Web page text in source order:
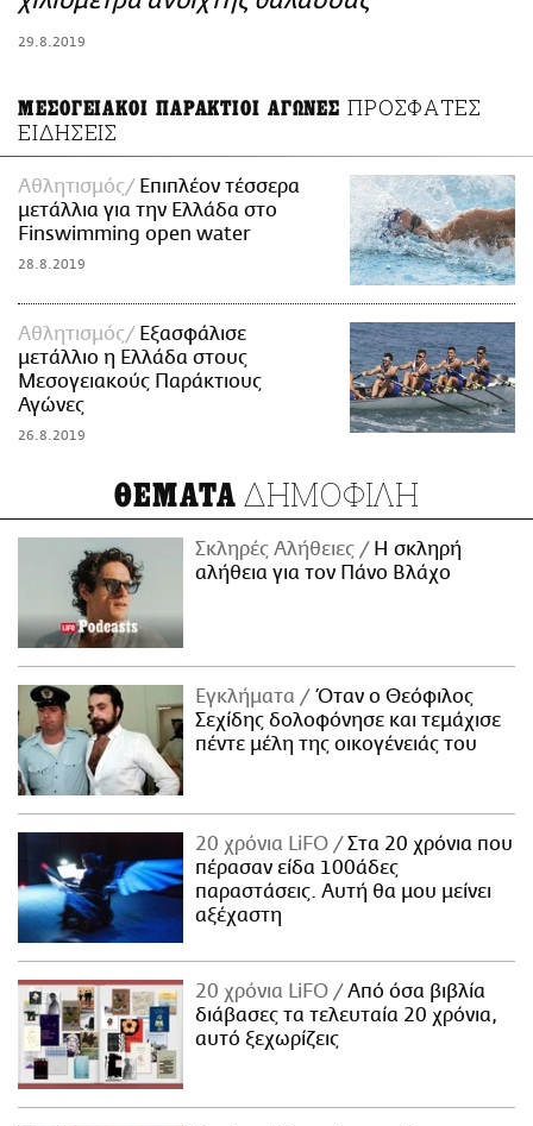
29.8.2019
ΜΕΣΟΓΕΙΑΚΟΙ ΠΑΡΑΚΤΙΟΙ ΑΓΩΝΕΣ ΠΡΟΣΦΑΤΕΣ
ΕΙΔΗΣΕΙΣ
Αθλητισμός
Επιπλέον τέσσερα
μετάλλια για την Ελλάδα στο
Finswimming open water
28.8.2019
Αθλητισμός
Εξασφάλισε
μετάλλιο η Ελλάδα στους
Μεσογειακούς Παράκτιους
Αγώνες
26.8.2019
ΘΕΜΑΤΑ ΔΗΜΟΦΙΛΗ
Σκληρές Αλήθειες
H σκληρή
αλήθεια για τον Πάνο Βλάχο
Εγκλήματα
Όταν ο Θεόφιλος
Σεχίδης δολοφόνησε και τεμάχισε
πέντε μέλη της οικογένειάς του
20 χρόνια LiFO
Στα 20 χρόνια που
πέρασαν είδα 100άδες
παραστάσεις. Αυτή θα μου μείνει
αξέχαστη
20 χρόνια LiFO
Από όσα βιβλία
διάβασες τα τελευταία 20 χρόνια,
αυτό ξεχωρίζεις